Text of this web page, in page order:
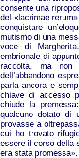
consente una
del «lacrimae
conquistare
mutismo di una
voce di
embrionale di
raccolta, ma non
dell’abbandono
parla ancora e
chiave di accesso
chiude la
qualcuno dotato di
provasse a
cui ho trovato
essere il corso della
era stata promessa».